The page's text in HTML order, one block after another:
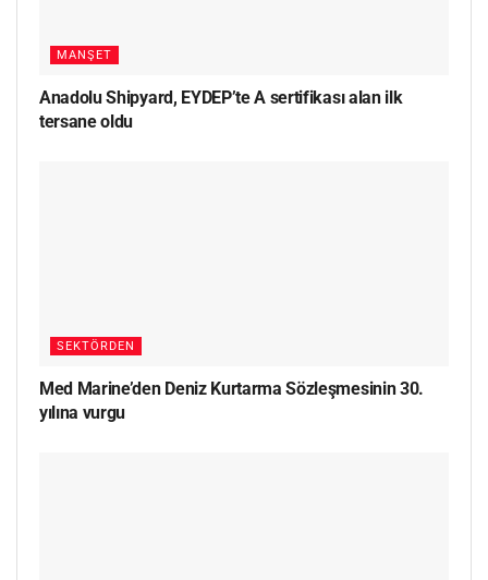
MANŞET
Anadolu Shipyard, EYDEP’te A sertifikası alan ilk
tersane oldu
SEKTÖRDEN
Med Marine’den Deniz Kurtarma Sözleşmesinin 30.
yılına vurgu